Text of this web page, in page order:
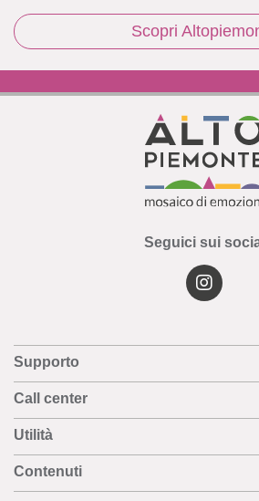
Scopri
Seguici sui
Supporto
Call center
Utilità
Contenuti